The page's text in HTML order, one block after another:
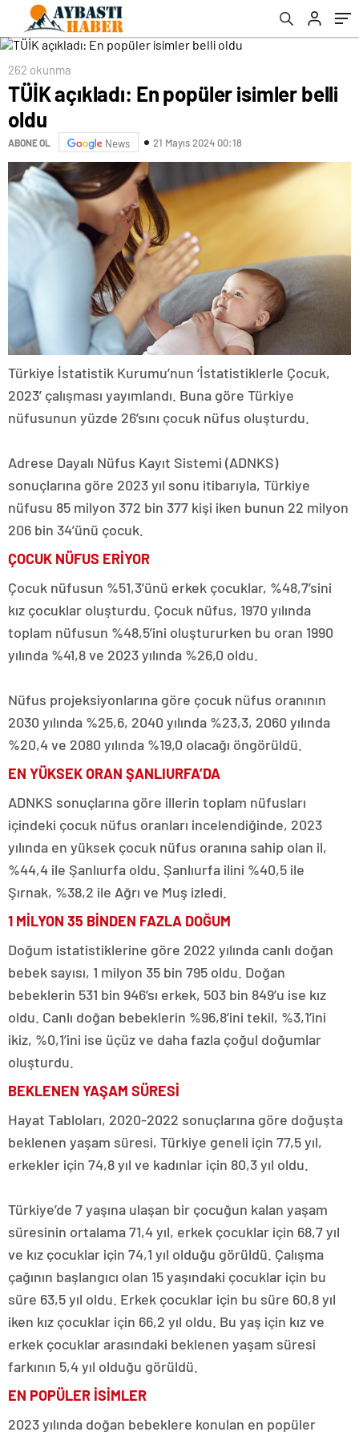
262 okunma
TÜİK açıkladı: En popüler isimler belli
oldu
ABONE OL News 21 Mayıs 2024 00:18
Türkiye İstatistik Kurumu’nun ‘İstatistiklerle Çocuk,
2023’ çalışması yayımlandı. Buna göre Türkiye
nüfusunun yüzde 26’sını çocuk nüfus oluşturdu.
Adrese Dayalı Nüfus Kayıt Sistemi (ADNKS)
sonuçlarına göre 2023 yıl sonu itibarıyla, Türkiye
nüfusu 85 milyon 372 bin 377 kişi iken bunun 22 milyon
206 bin 34’ünü çocuk.
ÇOCUK NÜFUS ERİYOR
Çocuk nüfusun %51,3’ünü erkek çocuklar, %48,7’sini
kız çocuklar oluşturdu. Çocuk nüfus, 1970 yılında
toplam nüfusun %48,5’ini oluştururken bu oran 1990
yılında %41,8 ve 2023 yılında %26,0 oldu.
Nüfus projeksiyonlarına göre çocuk nüfus oranının
2030 yılında %25,6, 2040 yılında %23,3, 2060 yılında
%20,4 ve 2080 yılında %19,0 olacağı öngörüldü.
EN YÜKSEK ORAN ŞANLIURFA’DA
ADNKS sonuçlarına göre illerin toplam nüfusları
içindeki çocuk nüfus oranları incelendiğinde, 2023
yılında en yüksek çocuk nüfus oranına sahip olan il,
%44,4 ile Şanlıurfa oldu. Şanlıurfa ilini %40,5 ile
Şırnak, %38,2 ile Ağrı ve Muş izledi.
1 MİLYON 35 BİNDEN FAZLA DOĞUM
Doğum istatistiklerine göre 2022 yılında canlı doğan
bebek sayısı, 1 milyon 35 bin 795 oldu. Doğan
bebeklerin 531 bin 946’sı erkek, 503 bin 849’u ise kız
oldu. Canlı doğan bebeklerin %96,8’ini tekil, %3,1’ini
ikiz, %0,1’ini ise üçüz ve daha fazla çoğul doğumlar
oluşturdu.
BEKLENEN YAŞAM SÜRESİ
Hayat Tabloları, 2020-2022 sonuçlarına göre doğuşta
beklenen yaşam süresi, Türkiye geneli için 77,5 yıl,
erkekler için 74,8 yıl ve kadınlar için 80,3 yıl oldu.
Türkiye’de 7 yaşına ulaşan bir çocuğun kalan yaşam
süresinin ortalama 71,4 yıl, erkek çocuklar için 68,7 yıl
ve kız çocuklar için 74,1 yıl olduğu görüldü. Çalışma
çağının başlangıcı olan 15 yaşındaki çocuklar için bu
süre 63,5 yıl oldu. Erkek çocuklar için bu süre 60,8 yıl
iken kız çocuklar için 66,2 yıl oldu. Bu yaş için kız ve
erkek çocuklar arasındaki beklenen yaşam süresi
farkının 5,4 yıl olduğu görüldü.
EN POPÜLER İSİMLER
2023 yılında doğan bebeklere konulan en popüler